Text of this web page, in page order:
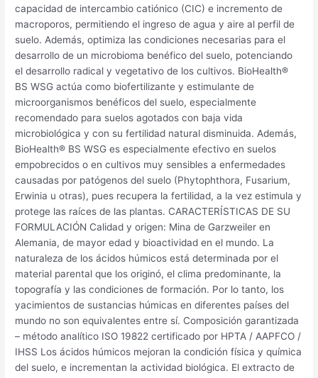
capacidad de intercambio catiónico (CIC) e incremento de
macroporos, permitiendo el ingreso de agua y aire al perfil de
suelo. Además, optimiza las condiciones necesarias para el
desarrollo de un microbioma benéfico del suelo, potenciando
el desarrollo radical y vegetativo de los cultivos. BioHealth®
BS WSG actúa como biofertilizante y estimulante de
microorganismos benéficos del suelo, especialmente
recomendado para suelos agotados con baja vida
microbiológica y con su fertilidad natural disminuida. Además,
BioHealth® BS WSG es especialmente efectivo en suelos
empobrecidos o en cultivos muy sensibles a enfermedades
causadas por patógenos del suelo (Phytophthora, Fusarium,
Erwinia u otras), pues recupera la fertilidad, a la vez estimula y
protege las raíces de las plantas. CARACTERÍSTICAS DE SU
FORMULACIÓN Calidad y origen: Mina de Garzweiler en
Alemania, de mayor edad y bioactividad en el mundo. La
naturaleza de los ácidos húmicos está determinada por el
material parental que los originó, el clima predominante, la
topografía y las condiciones de formación. Por lo tanto, los
yacimientos de sustancias húmicas en diferentes países del
mundo no son equivalentes entre sí. Composición garantizada
– método analítico ISO 19822 certificado por HPTA / AAPFCO /
IHSS Los ácidos húmicos mejoran la condición física y química
del suelo, e incrementan la actividad biológica. El extracto de